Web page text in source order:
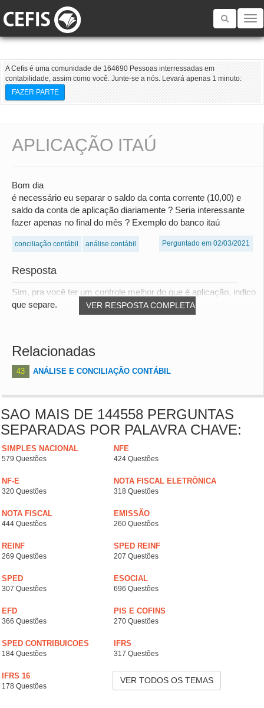
Toggle
A Cefis é uma comunidade de 164690 Pessoas interressadas em
contabilidade, assim como você. Junte-se a nós. Levará apenas 1 minuto:
FAZER PARTE
APLICAÇÃO ITAÚ
Bom dia
é necessário eu separar o saldo da conta corrente (10,00) e
saldo da conta de aplicação diariamente ? Seria interessante
fazer apenas no final do mês ? Exemplo do banco itaú
conciliação contábil análise contábil Perguntado em 02/03/2021
Resposta
VER RESPOSTA COMPLETA
Sim, pra você ter um controle melhor do que é aplicação, indico
que separe.
Relacionadas
43 ANÁLISE E CONCILIAÇÃO CONTÁBIL
SAO MAIS DE 144558 PERGUNTAS
SEPARADAS POR PALAVRA CHAVE:
SIMPLES NACIONAL
579 Questões
NFE
424 Questões
NF-E
320 Questões
NOTA FISCAL ELETRÔNICA
318 Questões
NOTA FISCAL
444 Questões
EMISSÃO
260 Questões
REINF
269 Questões
SPED REINF
207 Questões
SPED
307 Questões
ESOCIAL
696 Questões
EFD
366 Questões
PIS E COFINS
270 Questões
SPED CONTRIBUICOES
184 Questões
IFRS
317 Questões
IFRS 16
178 Questões
VER TODOS OS TEMAS